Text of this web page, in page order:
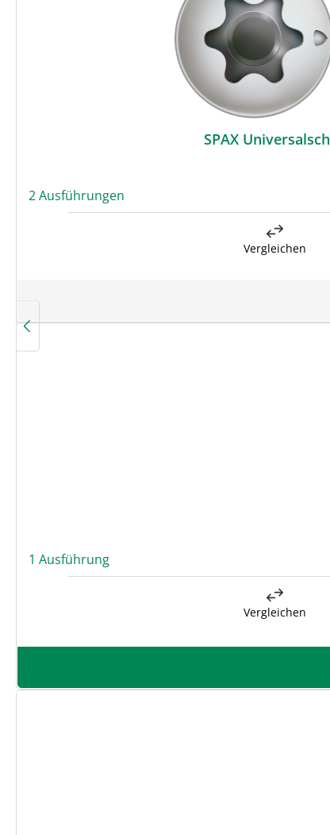
SPAX
2 Ausführungen
Vergleichen
1 Ausführung
Vergleichen